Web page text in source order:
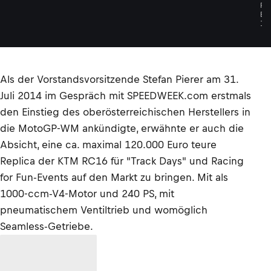
R
E
I
Als der Vorstandsvorsitzende Stefan Pierer am 31.
Juli 2014 im Gespräch mit SPEEDWEEK.com erstmals
den Einstieg des oberösterreichischen Herstellers in
die MotoGP-WM ankündigte, erwähnte er auch die
Absicht, eine ca. maximal 120.000 Euro teure
Replica der KTM RC16 für "Track Days" und Racing
for Fun-Events auf den Markt zu bringen. Mit als
1000-ccm-V4-Motor und 240 PS, mit
pneumatischem Ventiltrieb und womöglich
Seamless-Getriebe.